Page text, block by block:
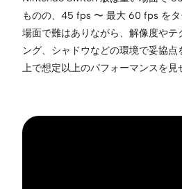
ものの、45 fps 〜 最大 60 fps を
場面で難はありながら、解像度やテ
ング、シャドウなどの環境で妥協
上で想定以上のパフォーマンスを見